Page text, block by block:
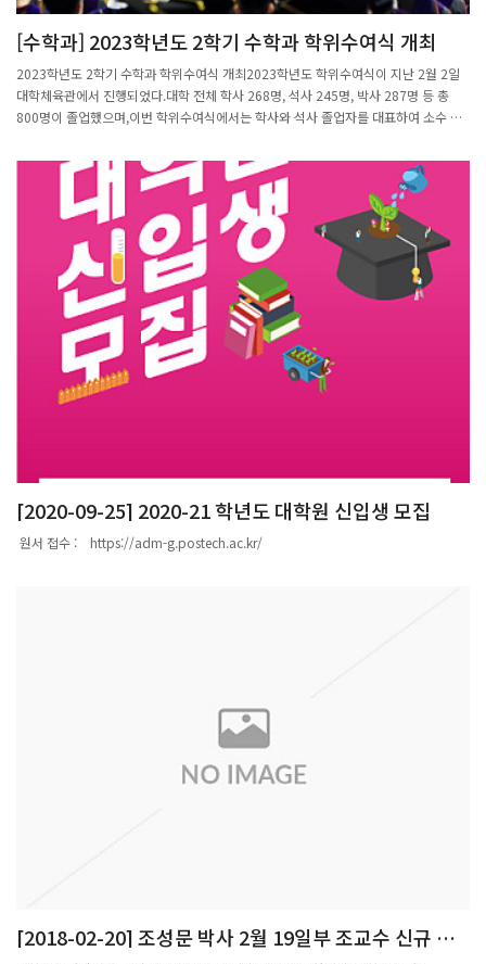
[수학과] 2023학년도 2학기 수학과 학위수여식 개최
2023학년도 2학기 수학과 학위수여식 개최2023학년도 학위수여식이 지난 2월 2일
대학체육관에서 진행되었다.대학 전체 학사 268명, 석사 245명, 박사 287명 등 총
800명이 졸업했으며,이번 학위수여식에서는 학사와 석사 졸업자를 대표하여 소수 인
석자 전원 단상에 올랐다.김성근 총장은 졸업식사에서 “호박벌은 자신의 한계를 모르
기 때문에 무수한 실패와 좌절 끝에 결국 날 수 있었다”며 공기역학적으로 불가능한 비
행을 가능하게 만든 호박벌의 우직함을 얘기했다.또 “지금은 힘겹게 날개를 퍼덕이는
호박벌과 같겠지만 언젠가는 하늘로 솟구치는 독수리같이 뻗어나가기를 기대한다”며
새로운 비상을 준비하고 있는 졸업생들에게 응원의 말을 전했다.대학 행사를 마친 후
수리과학관 402호에서 학부위원장 주관으로 수학과 자체 학위수여식을 개최하였다.
박사 4명, 석사 2명, 학사 10명총 16명이 학위를 수여 받았으며, 졸업생과 가족들, 학
과 구성원들이 참석하여 졸업을 축하해 주었다.졸업식은 지난 1년간 학과의 주요 활동
을 담은 영상 시청, 이동현 교수의 축하 인사, 학위기 수여, 꽃다발 및 기념품 전달,우수
논문상 시상, 기념사진 촬영 순으로 진행되었으며, 행사 후 참가자들에게 점심식사를
위해 도시락을 제공하였다.
[2020-09-25] 2020-21 학년도 대학원 신입생 모집
원서 접수 : https://adm-g.postech.ac.kr/
[2018-02-20] 조성문 박사 2월 19일부 조교수 신규 부